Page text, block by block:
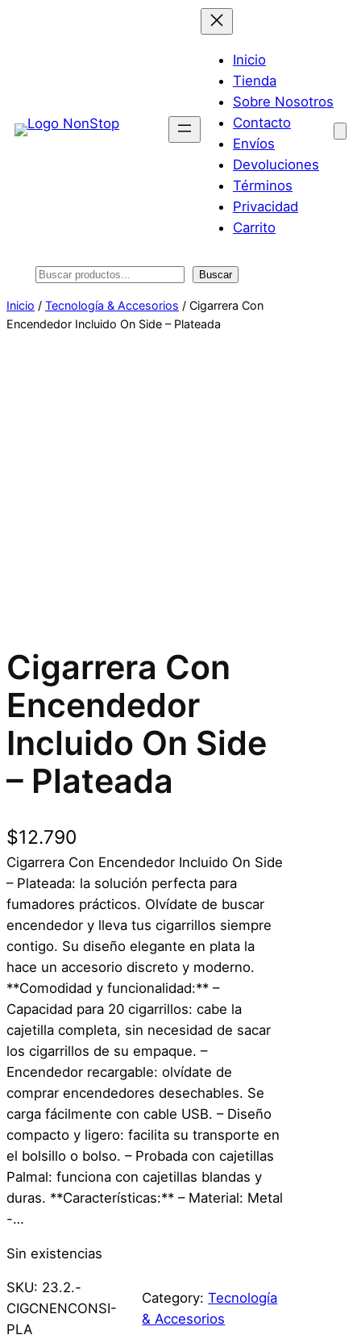
Inicio
Tienda
Sobre Nosotros
Contacto
Envíos
Devoluciones
Términos
Privacidad
Carrito
Buscar Buscar
Inicio / Tecnología & Accesorios / Cigarrera Con
Encendedor Incluido On Side – Plateada
Cigarrera Con
Encendedor
Incluido On Side
– Plateada
$12.790
Cigarrera Con Encendedor Incluido On Side
– Plateada: la solución perfecta para
fumadores prácticos. Olvídate de buscar
encendedor y lleva tus cigarrillos siempre
contigo. Su diseño elegante en plata la
hace un accesorio discreto y moderno.
**Comodidad y funcionalidad:** –
Capacidad para 20 cigarrillos: cabe la
cajetilla completa, sin necesidad de sacar
los cigarrillos de su empaque. –
Encendedor recargable: olvídate de
comprar encendedores desechables. Se
carga fácilmente con cable USB. – Diseño
compacto y ligero: facilita su transporte en
el bolsillo o bolso. – Probada con cajetillas
Palmal: funciona con cajetillas blandas y
duras. **Características:** – Material: Metal
-…
Sin existencias
SKU: 23.2.-
CIGCNENCONSI-
PLA
Category:Tecnología
& Accesorios